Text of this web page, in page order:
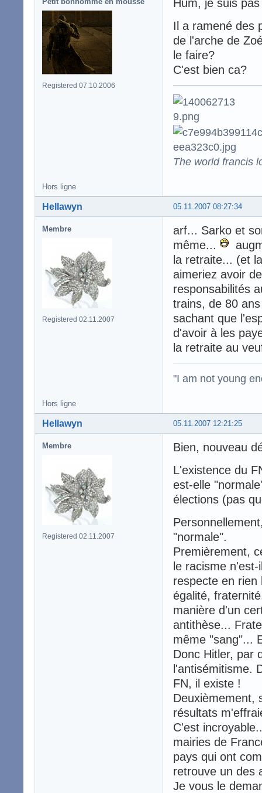
Registered 07.10.2006
Hum, je suis
Il a ramené des
de l'arche de
le faire?
C'est bien ca?
The world francis
Hors ligne
05.11.2007 08:27:34
Hellawyn
Membre
Registered 02.11.2007
arf... Sarko et
même...
la retraite... (et
aimeriez avoir
responsabilités
trains, de 80
sachant que
d'avoir à les
la retraite au
"I am not young
Hors ligne
05.11.2007 12:21:25
Hellawyn
Membre
Registered 02.11.2007
Bien, nouveau
L'existence du
est-elle
élections (pas
"normale".
Premièrement,
le racisme
respecte en rien
égalité,
manière d'un
antithèse...
même "sang"...
Donc Hitler, par
l'antisémitisme.
FN, il existe !
Deuxièmement,
résultats
C'est
mairies de
pays qui ont
retrouve un des
Je vous le